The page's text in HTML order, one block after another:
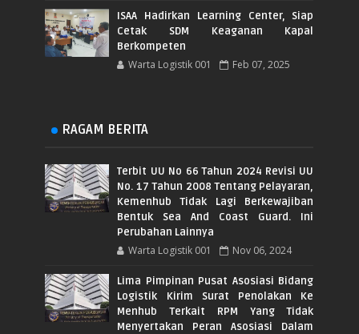
ISAA Hadirkan Learning Center, Siap
Cetak SDM Keaganan Kapal
Berkompeten
Warta Logistik 001 Feb 07, 2025
RAGAM BERITA
Terbit UU No 66 Tahun 2024 Revisi UU
No. 17 Tahun 2008 Tentang Pelayaran,
Kemenhub Tidak Lagi Berkewajiban
Bentuk Sea And Coast Guard. Ini
Perubahan Lainnya
Warta Logistik 001 Nov 06, 2024
Lima Pimpinan Pusat Asosiasi Bidang
Logistik Kirim Surat Penolakan Ke
Menhub Terkait RPM Yang Tidak
Menyertakan Peran Asosiasi Dalam